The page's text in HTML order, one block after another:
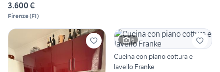
3.600 €
Firenze(FI)
6
Cucina con piano cottura e
lavello Franke